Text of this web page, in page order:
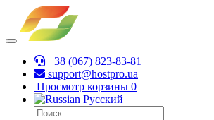
+38 (067) 823-83-81
support@hostpro.ua
Просмотр корзины 0
Русский